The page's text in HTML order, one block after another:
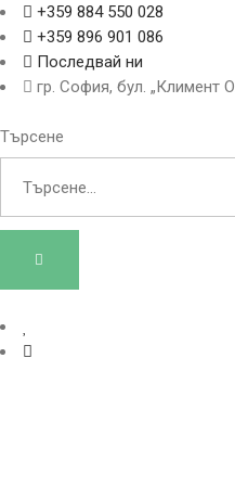
+359 884 550 028
+359 896 901 086
Последвай ни
гр. София, бул. „Климент
Търсене